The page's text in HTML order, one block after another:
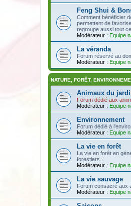
Feng Shui &
Comment bénéficier
permettent de
regroupe aussi tout
Modérateur : Equipe
La véranda
Forum réservé au
Modérateur : Equipe
NATURE, FORÊT,
Animaux du
Forum dédié aux
Modérateur : Equipe
Environnement
Forum dédié à
Modérateur : Equipe
La vie en forêt
La vie en forêt en
forestiers...
Modérateur : Equipe
La vie sauvage
Forum consacré aux
Modérateur : Equipe